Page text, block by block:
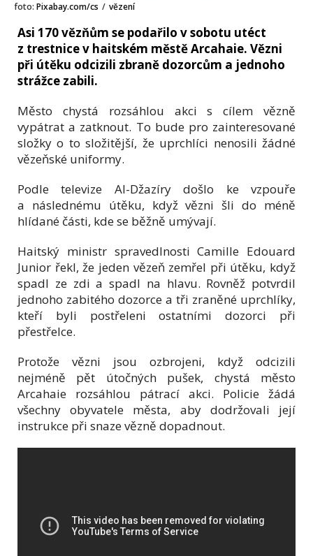
foto: Pixabay.com/cs / vězení
Asi 170 vězňům se podařilo v sobotu utéct
z trestnice v haitském městě Arcahaie. Vězni
při útěku odcizili zbraně dozorcům a jednoho
strážce zabili.
Město chystá rozsáhlou akci s cílem vězně
vypátrat a zatknout. To bude pro zainteresované
složky o to složitější, že uprchlíci nenosili žádné
vězeňské uniformy.
Podle televize Al-Džazíry došlo ke vzpouře
a následnému útěku, když vězni šli do méně
hlídané části, kde se běžně umývají.
Haitský ministr spravedlnosti Camille Edouard
Junior řekl, že jeden vězeň zemřel při útěku, když
spadl ze zdi a spadl na hlavu. Rovněž potvrdil
jednoho zabitého dozorce a tři zraněné uprchlíky,
kteří byli postřeleni ostatními dozorci při
přestřelce.
Protože vězni jsou ozbrojeni, když odcizili
nejméně pět útočných pušek, chystá město
Arcahaie rozsáhlou pátrací akci. Policie žádá
všechny obyvatele města, aby dodržovali její
instrukce při snaze vězně dopadnout.